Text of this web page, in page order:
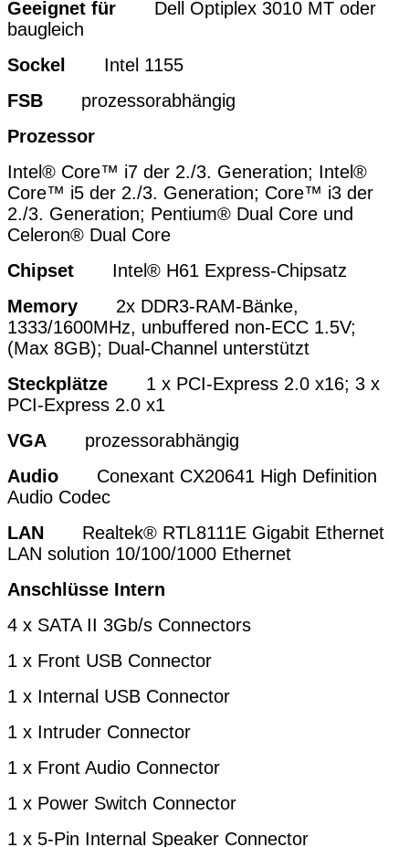
Geeignet für
Dell Optiplex 3010 MT oder
baugleich
Sockel
Intel 1155
FSB prozessorabhängig
Prozessor
Intel® Core™ i7 der 2./3. Generation; Intel®
Core™ i5 der 2./3. Generation; Core™ i3 der
2./3. Generation; Pentium® Dual Core und
Celeron® Dual Core
Chipset Intel® H61 Express-Chipsatz
Memory 2x DDR3-RAM-Bänke,
1333/1600MHz, unbuffered non-ECC 1.5V;
(Max 8GB); Dual-Channel unterstützt
Steckplätze 1 x PCI-Express 2.0 x16; 3 x
PCI-Express 2.0 x1
VGA prozessorabhängig
Audio
Conexant CX20641 High Definition
Audio Codec
LAN
Realtek® RTL8111E Gigabit Ethernet
LAN solution 10/100/1000 Ethernet
Anschlüsse Intern
4 x SATA II 3Gb/s Connectors
1 x Front USB Connector
1 x Internal USB Connector
1 x Intruder Connector
1 x Front Audio Connector
1 x Power Switch Connector
1 x 5-Pin Internal Speaker Connector